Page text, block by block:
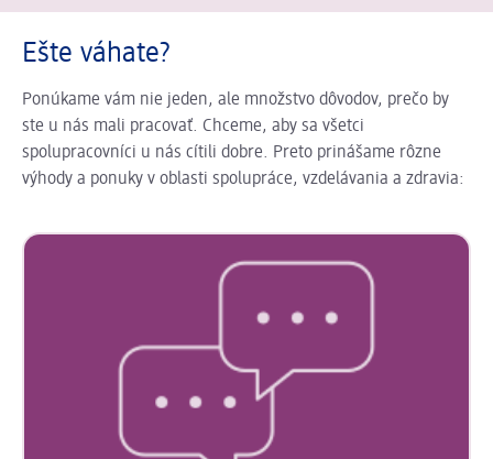
Ešte váhate?
Ponúkame vám nie jeden, ale množstvo dôvodov, prečo by
ste u nás mali pracovať. Chceme, aby sa všetci
spolupracovníci u nás cítili dobre. Preto prinášame rôzne
výhody a ponuky v oblasti spolupráce, vzdelávania a zdravia: